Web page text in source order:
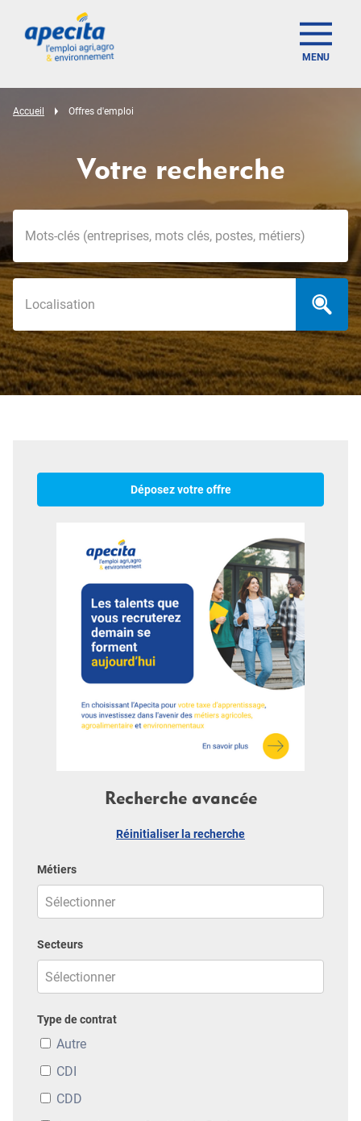
MENU
Accueil Offres d'emploi
Votre recherche
Déposez votre offre
Recherche avancée
Réinitialiser la recherche
Métiers
Secteurs
Type de contrat
Autre
CDI
CDD